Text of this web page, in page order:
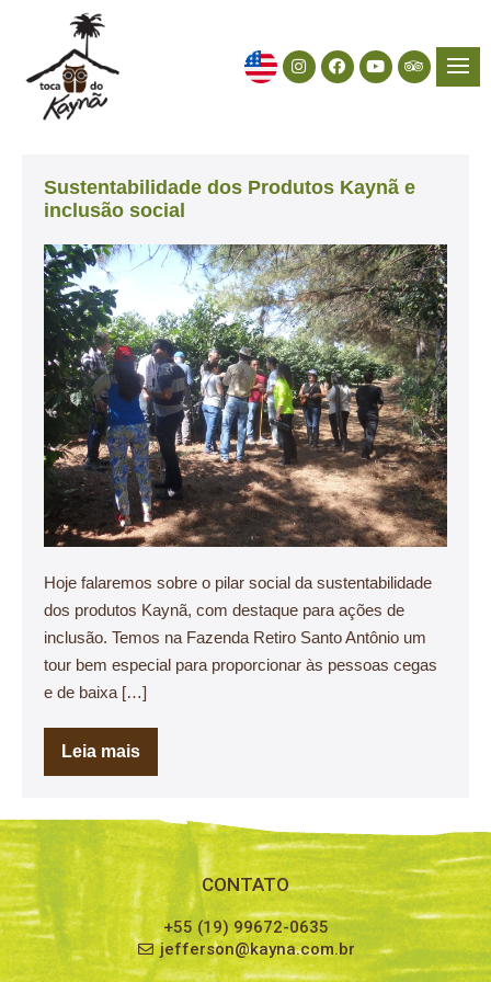
Sustentabilidade dos Produtos Kaynã e
inclusão social
Hoje falaremos sobre o pilar social da sustentabilidade
dos produtos Kaynã, com destaque para ações de
inclusão. Temos na Fazenda Retiro Santo Antônio um
tour bem especial para proporcionar às pessoas cegas
e de baixa […]
Leia mais
CONTATO
+55 (19) 99672-0635
jefferson@kayna.com.br